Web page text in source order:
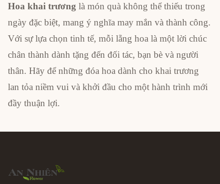
Hoa khai trương là món quà không thể thiếu trong
ngày đặc biệt, mang ý nghĩa may mắn và thành công.
Với sự lựa chọn tinh tế, mỗi lẵng hoa là một lời chúc
chân thành dành tặng đến đối tác, bạn bè và người
thân. Hãy để những đóa hoa dành cho khai trương
lan tỏa niềm vui và khởi đầu cho một hành trình mới
đầy thuận lợi.